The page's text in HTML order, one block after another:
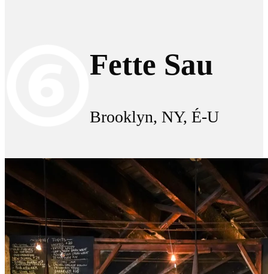
Fette Sau
Brooklyn, NY, É-U